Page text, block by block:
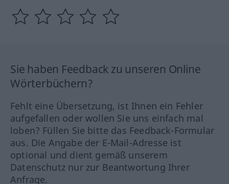
Sie haben Feedback zu unseren Online
Wörterbüchern?
Fehlt eine Übersetzung, ist Ihnen ein Fehler
aufgefallen oder wollen Sie uns einfach mal
loben? Füllen Sie bitte das Feedback-Formular
aus. Die Angabe der E-Mail-Adresse ist
optional und dient gemäß unserem
Datenschutz nur zur Beantwortung Ihrer
Anfrage.